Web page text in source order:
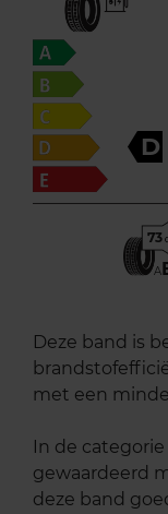
D
73
A
Deze band is
met een
In de
gewaardeerd
deze band